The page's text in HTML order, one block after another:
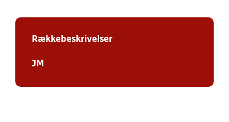
Rækkebeskrivelser
JM